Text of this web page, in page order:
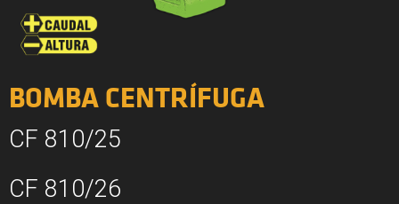
BOMBA CENTRÍFUGA
CF 810/25
CF 810/26